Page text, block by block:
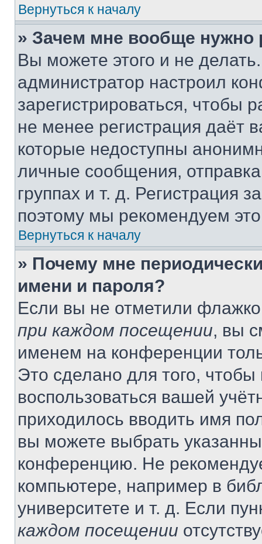
Вернуться к началу
» Зачем мне вообще нужно
Вы можете этого и не
администратор настроил
зарегистрироваться, чтобы
не менее регистрация даёт
которые недоступны
личные сообщения,
группах и т. д. Регистрация
поэтому мы рекомендуем
Вернуться к началу
» Почему мне
имени и пароля?
Если вы не отметили
при каждом посещении, вы
именем на конференции
Это сделано для того, чтобы
воспользоваться вашей
приходилось вводить имя
вы можете выбрать
конференцию. Не
компьютере, например в
университете и т. д. Если
каждом посещении